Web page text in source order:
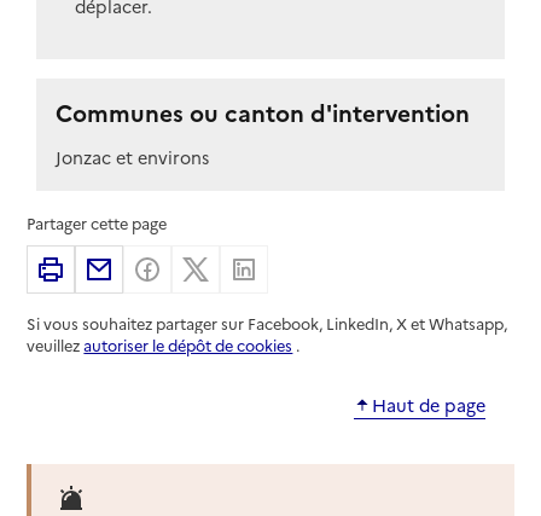
déplacer.
Communes ou canton d'intervention
Jonzac et environs
Partager cette page
ImprimerPartager par email
Partager sur Facebook
Partager sur X
Si vous souhaitez partager sur Facebook, LinkedIn, X et Whatsapp,
veuillezautoriser le dépôt de cookies .
Haut de page